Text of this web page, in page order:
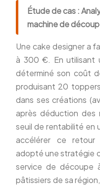
Étude de cas :
machine de
Une cake designer a
à 300 €. En utilisant
déterminé son coût
produisant 20
dans ses créations
après déduction des
seuil de rentabilité en
accélérer ce retour
adopté une stratégie
service de découpe
pâtissiers de sa